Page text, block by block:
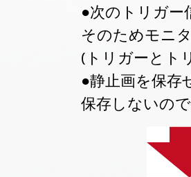
●次のトリガー
そのためモニ
(トリガーとト
●静止画を保存
保存しないの